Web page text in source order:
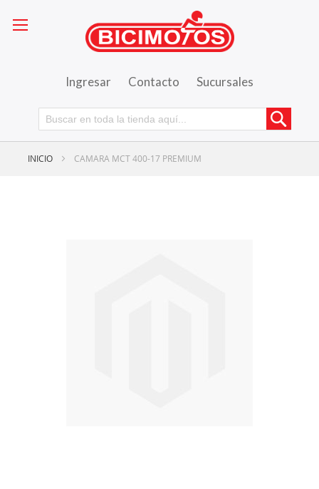
Ingresar Contacto Sucursales
INICIO CAMARA MCT 400-17 PREMIUM